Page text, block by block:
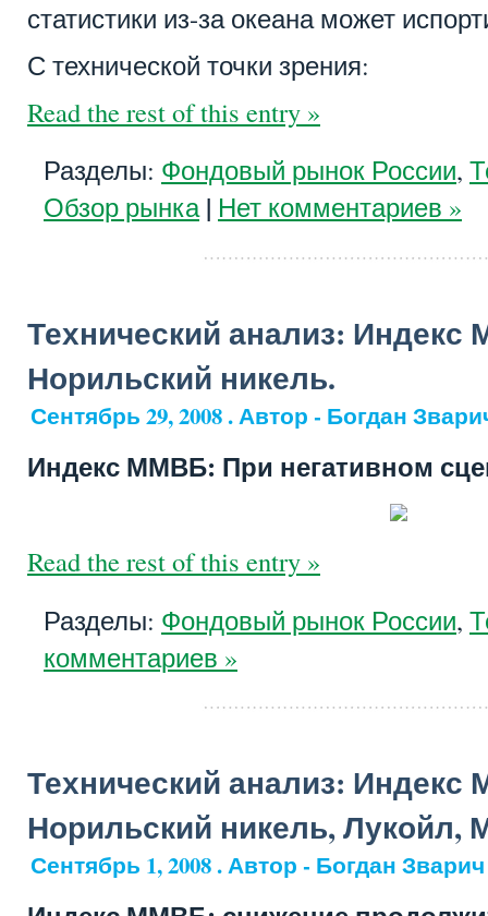
статистики из-за океана может
С технической точки зрения:
Read the rest of this entry »
Разделы: Фондовый рынок России,
Обзор рынка | Нет комментариев »
Технический анализ:
Норильский никель.
Сентябрь 29, 2008 . Автор - Богдан
Индекс ММВБ: При негативном
Read the rest of this entry »
Разделы: Фондовый рынок России,
комментариев »
Технический анализ:
Норильский никель, Лукойл,
Сентябрь 1, 2008 . Автор - Богдан Зварич